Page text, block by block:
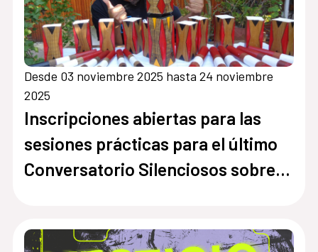
Desde 03 noviembre 2025 hasta 24 noviembre
2025
Inscripciones abiertas para las
sesiones prácticas para el último
Conversatorio Silenciosos sobre